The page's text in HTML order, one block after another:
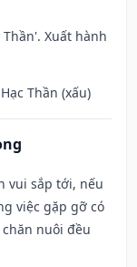
Xuất hành
Thần (xấu)
vui sắp tới, nếu
việc gặp gỡ có
nuôi đều